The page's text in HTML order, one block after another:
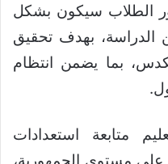
الطلاب سيكون بشكل
الدراسة، بهدف تحقيق
بما يضمن انتظام
متابعة استعدادات
على مستوى الجمهورية،